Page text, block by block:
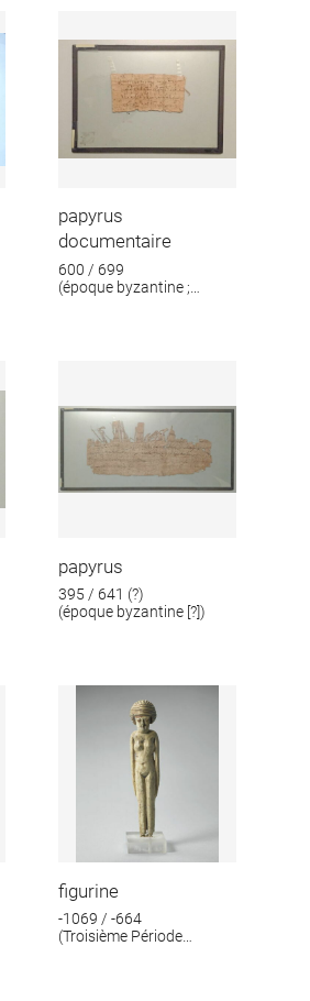
papyrus
documentaire
600 / 699
(époque byzantine ;
papyrus
395 / 641 (?)
(époque byzantine [?])
figurine
-1069 / -664
(Troisième Période